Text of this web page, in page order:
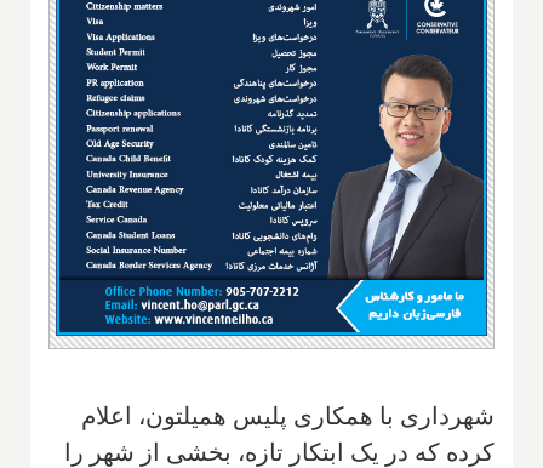
شهرداری با همکاری پلیس همیلتون، اعلام
کرده که در یک ابتکار تازه، بخشی از شهر را